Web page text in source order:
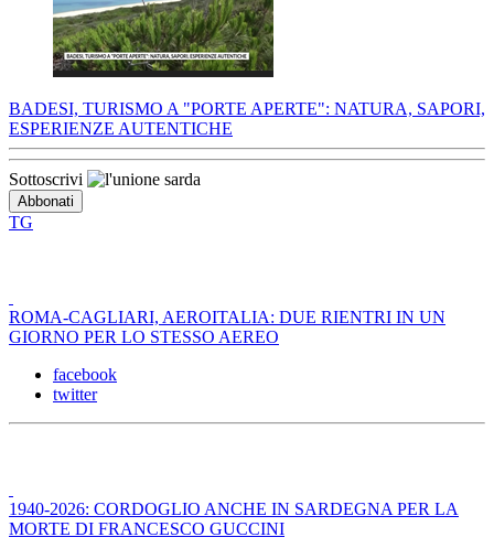
BADESI, TURISMO A "PORTE APERTE": NATURA, SAPORI,
ESPERIENZE AUTENTICHE
Sottoscrivi
TG
ROMA-CAGLIARI, AEROITALIA: DUE RIENTRI IN UN
GIORNO PER LO STESSO AEREO
facebook
twitter
1940-2026: CORDOGLIO ANCHE IN SARDEGNA PER LA
MORTE DI FRANCESCO GUCCINI